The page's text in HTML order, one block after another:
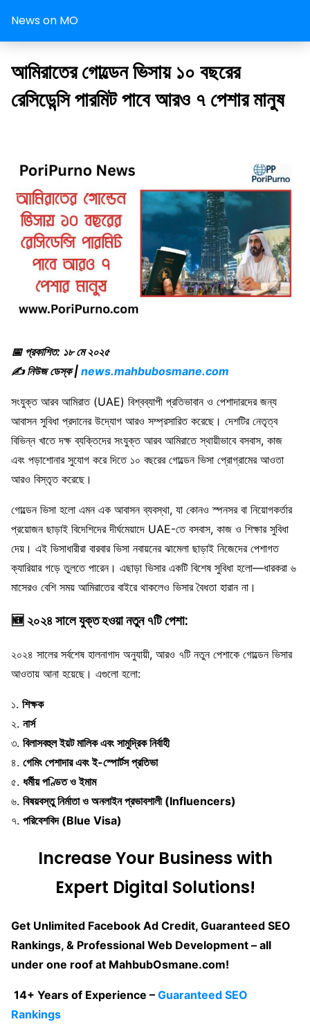
News on MO
আমিরাতের গোল্ডেন ভিসায় ১০ বছরের
রেসিডেন্সি পারমিট পাবে আরও ৭ পেশার মানুষ
📅 প্রকাশিত: ১৮ মে ২০২৫
✍️ নিউজ ডেস্ক | news.mahbubosmane.com
সংযুক্ত আরব আমিরাত (UAE) বিশ্বব্যাপী প্রতিভাবান ও পেশাদারদের জন্য
আবাসন সুবিধা প্রদানের উদ্যোগ আরও সম্প্রসারিত করেছে। দেশটির নেতৃত্ব
বিভিন্ন খাতে দক্ষ ব্যক্তিদের সংযুক্ত আরব আমিরাতে স্থায়ীভাবে বসবাস, কাজ
এবং পড়াশোনার সুযোগ করে দিতে ১০ বছরের গোল্ডেন ভিসা প্রোগ্রামের আওতা
আরও বিস্তৃত করেছে।
গোল্ডেন ভিসা হলো এমন এক আবাসন ব্যবস্থা, যা কোনও স্পনসর বা নিয়োগকর্তার
প্রয়োজন ছাড়াই বিদেশিদের দীর্ঘমেয়াদে UAE-তে বসবাস, কাজ ও শিক্ষার সুবিধা
দেয়। এই ভিসাধারীরা বারবার ভিসা নবায়নের ঝামেলা ছাড়াই নিজেদের পেশাগত
ক্যারিয়ার গড়ে তুলতে পারেন। এছাড়া ভিসার একটি বিশেষ সুবিধা হলো—ধারকরা ৬
মাসেরও বেশি সময় আমিরাতের বাইরে থাকলেও ভিসার বৈধতা হারান না।
🆕 ২০২৪ সালে যুক্ত হওয়া নতুন ৭টি পেশা:
২০২৪ সালের সর্বশেষ হালনাগাদ অনুযায়ী, আরও ৭টি নতুন পেশাকে গোল্ডেন ভিসার
আওতায় আনা হয়েছে। এগুলো হলো:
১. শিক্ষক
২. নার্স
৩. বিলাসবহুল ইয়ট মালিক এবং সামুদ্রিক নির্বাহী
৪. গেমিং পেশাদার এবং ই-স্পোর্টস প্রতিভা
৫. ধর্মীয় পণ্ডিত ও ইমাম
৬. বিষয়বস্তু নির্মাতা ও অনলাইন প্রভাবশালী (Influencers)
৭. পরিবেশবিদ (Blue Visa)
Increase Your Business with
Expert Digital Solutions!
Get Unlimited Facebook Ad Credit, Guaranteed SEO
Rankings, & Professional Web Development – all
under one roof at MahbubOsmane.com!
14+ Years of Experience – Guaranteed SEO
Rankings